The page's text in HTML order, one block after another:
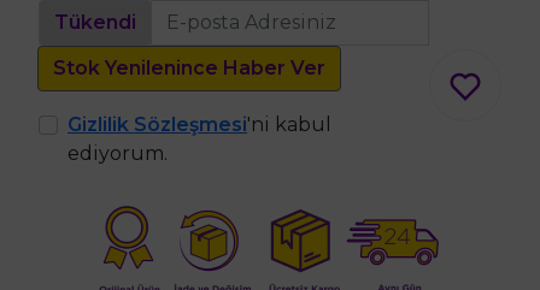
Tükendi
Stok Yenilenince Haber Ver
Gizlilik Sözleşmesi'ni kabul
ediyorum.